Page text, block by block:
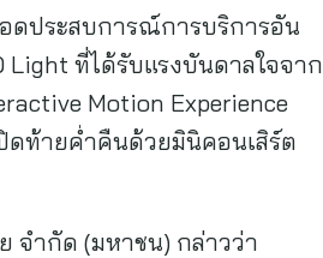
ดประสบการณ์การบริการอัน
Light ที่ได้รับแรงบันดาลใจจาก
Motion Experience
ดท้ายค่ำคืนด้วยมินิคอนเสิร์ต
จำกัด (มหาชน) กล่าวว่า